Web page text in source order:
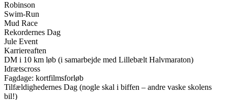
Robinson
Swim-Run
Mud Race
Rekordernes Dag
Jule Event
Karriereaften
DM i 10 km løb (i samarbejde med Lillebælt Halvmaraton)
Idrætscross
Fagdage: kortfilmsforløb
Tilfældighedernes Dag (nogle skal i biffen – andre vaske skolens
bil!)